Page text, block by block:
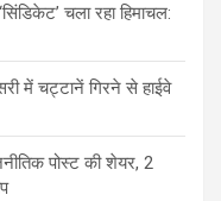
चला रहा हिमाचल:
में चट्टानें गिरने से हाईवे
पोस्ट की शेयर, 2